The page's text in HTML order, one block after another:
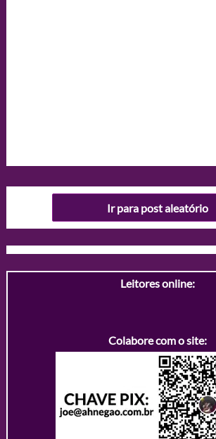
Ir para post aleatório
Leitores online:
Colabore com o site: